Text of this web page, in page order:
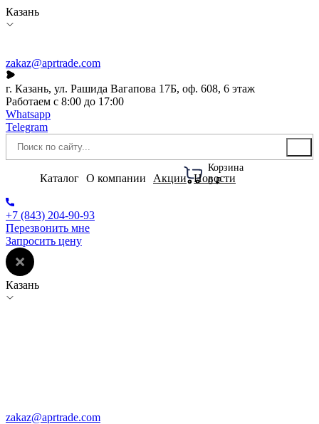
Казань
zakaz@aprtrade.com
г. Казань, ул. Рашида Вагапова 17Б, оф. 608, 6 этаж
Работаем с 8:00 до 17:00
Whatsapp
Telegram
Корзина
0 ₽
Каталог О компании Акции Новости
+7 (843) 204-90-93
Перезвонить мне
Запросить цену
Казань
zakaz@aprtrade.com